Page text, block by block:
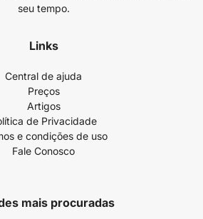
seu tempo.
Links
Central de ajuda
Preços
Artigos
de Privacidade
e condições de uso
Fale Conosco
mais procuradas